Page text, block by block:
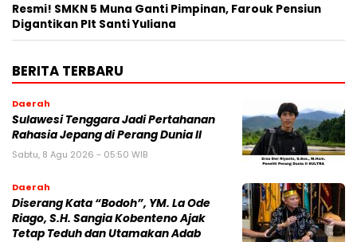
Resmi! SMKN 5 Muna Ganti Pimpinan, Farouk Pensiun
Digantikan Plt Santi Yuliana
BERITA TERBARU
Daerah
Sulawesi Tenggara Jadi Pertahanan
Rahasia Jepang di Perang Dunia II
Sabtu, 8 Agu 2026 - 05:50 WIB
Daerah
Diserang Kata “Bodoh”, YM. La Ode
Riago, S.H. Sangia Kobenteno Ajak
Tetap Teduh dan Utamakan Adab